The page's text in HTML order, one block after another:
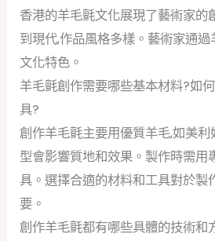
香港的羊毛氈文化展現了藝術家的
到現代,作品風格多樣。藝術家通
文化特色。
羊毛氈創作需要哪些基本材料?如
具?
創作羊毛氈主要用優質羊毛,如美
型會影響質地和效果。製作時需用
具。選擇合適的材料和工具對於製
要。
創作羊毛氈都有哪些具體的技術和